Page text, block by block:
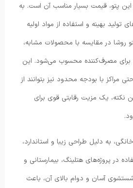
این پتو، قیمت بسیار مناسب آن است. به
تولید بهینه و استفاده از مواد اولیه
روشا در مقایسه با محصولات مشابه،
برای مصرف‌کننده محسوب می‌شود. این
مراکز با بودجه محدود نیز بتوانند از
نکته، یک مزیت رقابتی قوی برای
به دلیل طراحی زیبا و استاندارد،
در پروژه‌های هتلینگ، بیمارستانی و
آسان و دوام بالای آن، باعث